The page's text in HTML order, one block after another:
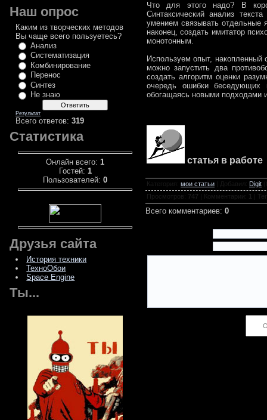
Наш опрос
Каким из творческих методов
Вы чаще всего пользуетесь?
Анализ
Систематизация
Комбинирование
Перенос
Синтез
Не знаю
Результат
Всего ответов: 319
Статистика
Онлайн всего: 1
Гостей: 1
Пользователей: 0
Друзья сайта
История техники
ТехноОбои
Space Engine
Ты...
Что для этого надо? В
Синтаксический анализ
умением связывать отдельные
наконец, создать имитатор
монотонным.
Используем опыт, накопленный
можно запустить два
создать алгоритм оценки
очередь ошибки беседующих
обогащаясь новыми подходами
статья в работе
Категория: мои статьи Добавил : Digit
Просмотров : 747 Комментарии :
Всего комментариев: 0